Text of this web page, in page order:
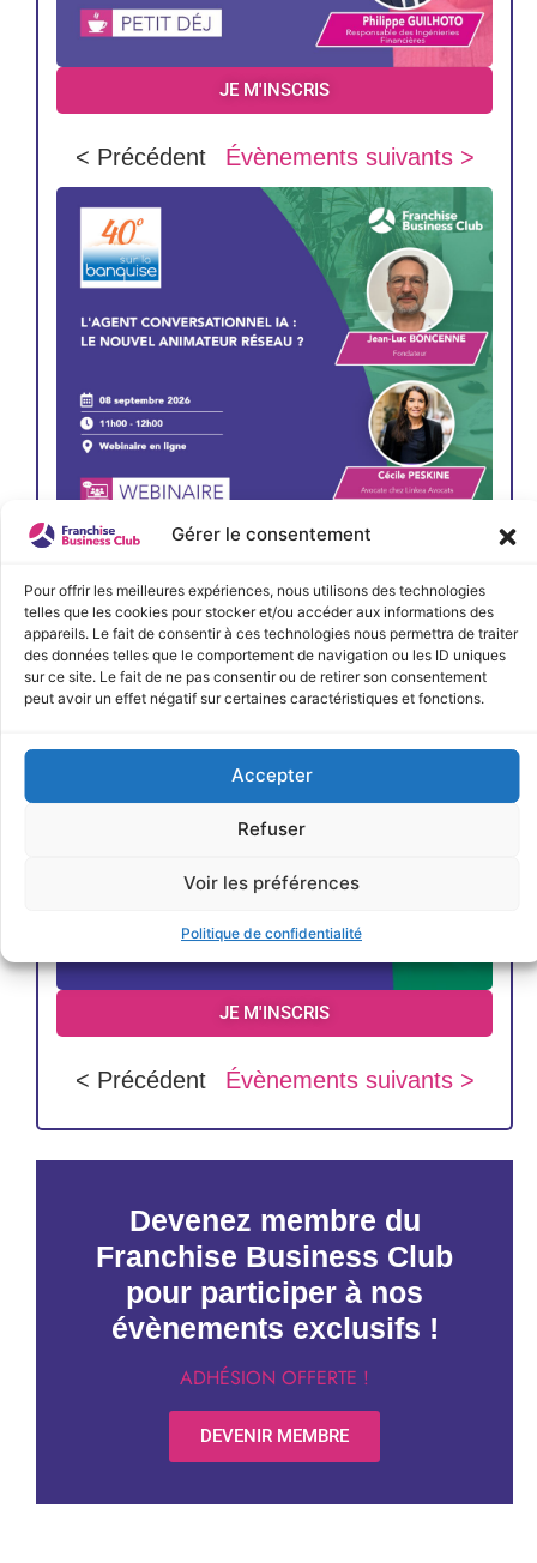
Gérer le consentement
Pour offrir les meilleures expériences, nous utilisons des technologies
telles que les cookies pour stocker et/ou accéder aux informations des
appareils. Le fait de consentir à ces technologies nous permettra de traiter
des données telles que le comportement de navigation ou les ID uniques
sur ce site. Le fait de ne pas consentir ou de retirer son consentement
peut avoir un effet négatif sur certaines caractéristiques et fonctions.
Accepter
Refuser
Voir les préférences
Politique de confidentialité
JE M'INSCRIS
< Précédent Évènements suivants >
JE M'INSCRIS
< Précédent Évènements suivants >
Devenez membre du
Franchise Business Club
pour participer à nos
évènements exclusifs !
ADHÉSION OFFERTE !
DEVENIR MEMBRE